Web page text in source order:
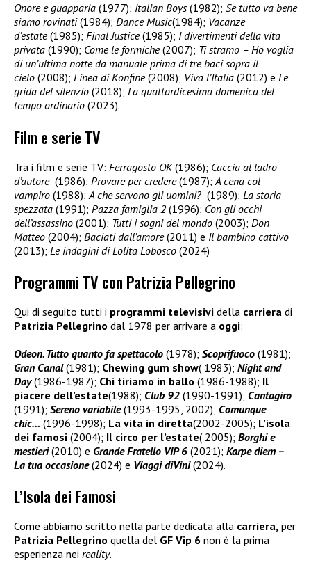
Onore e guapparia (1977); Italian Boys(1982); Se tutto va bene
siamo rovinati(1984); Dance Music(1984); Vacanze
d’estate(1985); Final Justice(1985); I divertimenti della vita
privata (1990); Come le formiche(2007); Ti stramo – Ho voglia
di un’ultima notte da manuale prima di tre baci sopra il
cielo (2008); Linea di Konfine(2008); Viva l’Italia (2012) e Le
grida del silenzio (2018); La quattordicesima domenica del
tempo ordinario (2023).
Film e serie TV
Tra i film e serie TV: Ferragosto OK(1986); Caccia al ladro
d’autore(1986); Provare per credere(1987); A cena col
vampiro (1988); A che servono gli uomini? (1989); La storia
spezzata (1991); Pazza famiglia 2(1996); Con gli occhi
dell’assassino (2001); Tutti i sogni del mondo (2003); Don
Matteo (2004); Baciati dall’amore(2011) e Il bambino cattivo
(2013); Le indagini di Lolita Lobosco (2024)
Programmi TV con Patrizia Pellegrino
Qui di seguito tutti i programmi televisivi della carriera di
Patrizia Pellegrino dal 1978 per arrivare a oggi:
Odeon. Tutto quanto fa spettacolo (1978); Scoprifuoco (1981);
Gran Canal(1981); Chewing gum show( 1983); Night and
Day(1986-1987); Chi tiriamo in ballo (1986-1988); Il
piacere dell’estate(1988); Club 92 (1990-1991); Cantagiro
(1991); Sereno variabile(1993-1995, 2002); Comunque
chic… (1996-1998); La vita in diretta(2002-2005); L’isola
dei famosi (2004); Il circo per l’estate( 2005); Borghi e
mestieri(2010) e Grande Fratello VIP 6 (2021); Karpe diem –
La tua occasione (2024) e Viaggi diVini(2024).
L’Isola dei Famosi
Come abbiamo scritto nella parte dedicata alla carriera, per
Patrizia Pellegrino quella del GF Vip 6 non è la prima
esperienza nei reality.